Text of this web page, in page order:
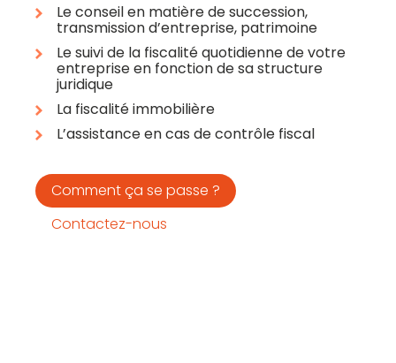
Le conseil en matière de succession,
transmission d’entreprise, patrimoine
Le suivi de la fiscalité quotidienne de votre
entreprise en fonction de sa structure
juridique
La fiscalité immobilière
L’assistance en cas de contrôle fiscal
Comment ça se passe ?
Contactez-nous